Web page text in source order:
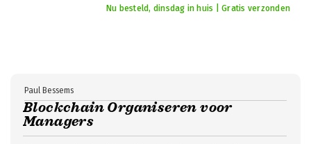
Nu besteld, dinsdag in huis | Gratis verzonden
Blockchain Organiseren voor
Managers
Paul Bessems